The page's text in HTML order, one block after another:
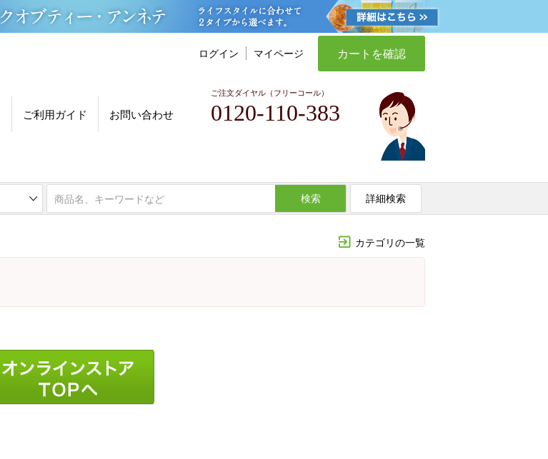
ログイン マイページ カートを確認
ご利用ガイド お問い合わせ
ご注文ダイヤル（フリーコール）
0120-110-383
検索 詳細検索
カテゴリの一覧